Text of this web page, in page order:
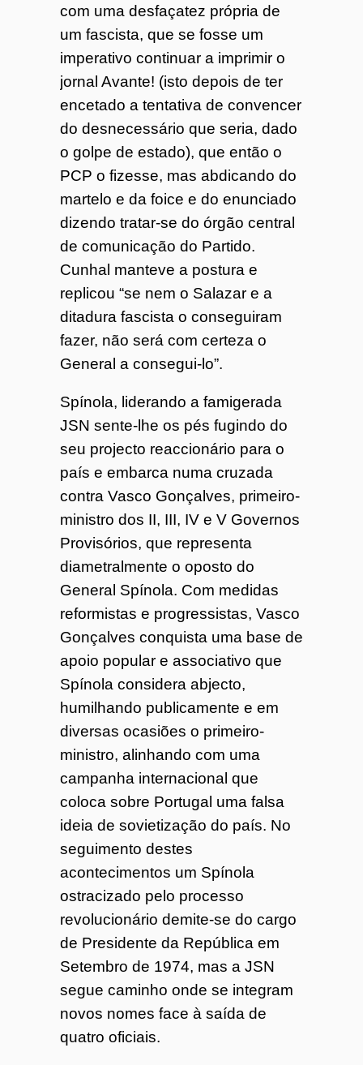
com uma desfaçatez própria de
um fascista, que se fosse um
imperativo continuar a imprimir o
jornal Avante! (isto depois de ter
encetado a tentativa de convencer
do desnecessário que seria, dado
o golpe de estado), que então o
PCP o fizesse, mas abdicando do
martelo e da foice e do enunciado
dizendo tratar-se do órgão central
de comunicação do Partido.
Cunhal manteve a postura e
replicou “se nem o Salazar e a
ditadura fascista o conseguiram
fazer, não será com certeza o
General a consegui-lo”.
Spínola, liderando a famigerada
JSN sente-lhe os pés fugindo do
seu projecto reaccionário para o
país e embarca numa cruzada
contra Vasco Gonçalves, primeiro-
ministro dos II, III, IV e V Governos
Provisórios, que representa
diametralmente o oposto do
General Spínola. Com medidas
reformistas e progressistas, Vasco
Gonçalves conquista uma base de
apoio popular e associativo que
Spínola considera abjecto,
humilhando publicamente e em
diversas ocasiões o primeiro-
ministro, alinhando com uma
campanha internacional que
coloca sobre Portugal uma falsa
ideia de sovietização do país. No
seguimento destes
acontecimentos um Spínola
ostracizado pelo processo
revolucionário demite-se do cargo
de Presidente da República em
Setembro de 1974, mas a JSN
segue caminho onde se integram
novos nomes face à saída de
quatro oficiais.